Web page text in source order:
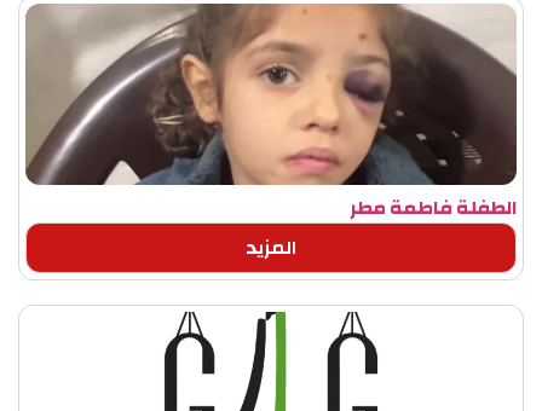
الطفلة فاطمة مطر
المزيد